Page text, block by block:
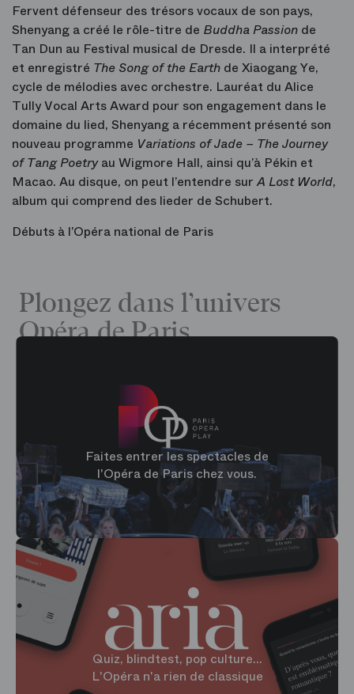
Fervent défenseur des trésors vocaux de son pays,
Shenyang a créé le rôle-titre de Buddha Passion de
Tan Dun au Festival musical de Dresde. Il a interprété
et enregistré The Song of the Earth de Xiaogang Ye,
cycle de mélodies avec orchestre. Lauréat du Alice
Tully Vocal Arts Award pour son engagement dans le
domaine du lied, Shenyang a récemment présenté son
nouveau programme Variations of Jade – The Journey
of Tang Poetryau Wigmore Hall, ainsi qu’à Pékin et
Macao. Au disque, on peut l’entendre surA Lost World,
album qui comprend des lieder de Schubert.
Débuts à l’Opéra national de Paris
Plongez dans l’univers
Opéra de Paris
Faites entrer les spectacles de
l'Opéra de Paris chez vous.
Quiz, blindtest, pop culture...
L'Opéra n'a rien de classique